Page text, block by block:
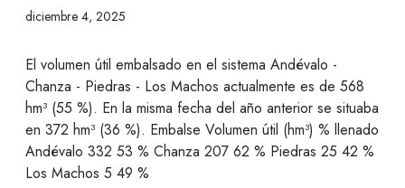
diciembre 4, 2025
El volumen útil embalsado en el sistema Andévalo -
Chanza - Piedras - Los Machos actualmente es de 568
hm³ (55 %). En la misma fecha del año anterior se situaba
en 372 hm³ (36 %). Embalse Volumen útil (hm³) % llenado
Andévalo 332 53 % Chanza 207 62 % Piedras 25 42 %
Los Machos 5 49 %